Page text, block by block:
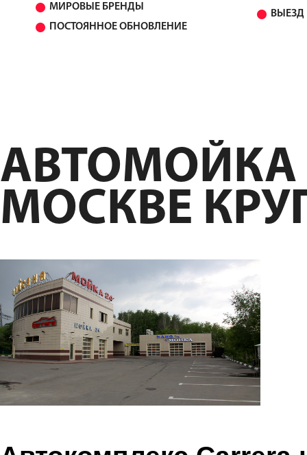
МИРОВЫЕ БРЕНДЫ
ПОСТОЯННОЕ ОБНОВЛЕНИЕ
ВЫЕЗД
АВТОМОЙКА
МОСКВЕ